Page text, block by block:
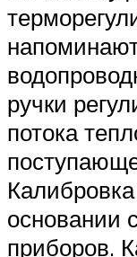
ручки
потока
основании
приборов.